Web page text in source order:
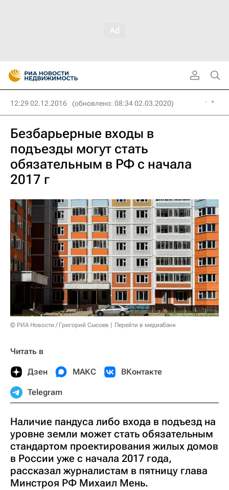
12:29 02.12.2016 (обновлено: 08:34 02.03.2020)
Безбарьерные входы в
подъезды могут стать
обязательным в РФ с начала
2017 г
© РИА Новости / Григорий Сысоев Перейти в медиабанк
Читать в
Дзен МАКС ВКонтакте
Telegram
Наличие пандуса либо входа в подъезд на
уровне земли может стать обязательным
стандартом проектирования жилых домов
в России уже с начала 2017 года,
рассказал журналистам в пятницу глава
Минстроя РФ Михаил Мень.